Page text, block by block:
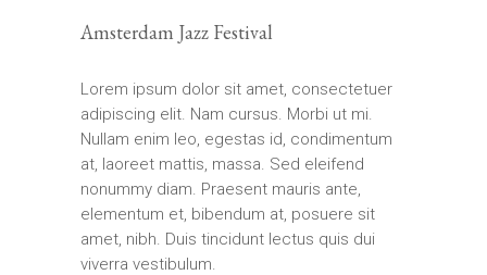
Amsterdam Jazz Festival
Lorem ipsum dolor sit amet, consectetuer
adipiscing elit. Nam cursus. Morbi ut mi.
Nullam enim leo, egestas id, condimentum
at, laoreet mattis, massa. Sed eleifend
nonummy diam. Praesent mauris ante,
elementum et, bibendum at, posuere sit
amet, nibh. Duis tincidunt lectus quis dui
viverra vestibulum.